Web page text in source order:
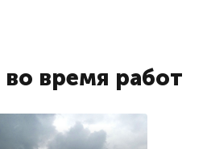
время работ